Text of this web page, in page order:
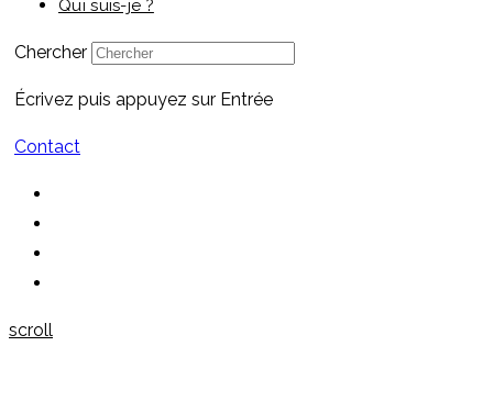
Qui suis-je ?
Chercher
Écrivez puis appuyez sur Entrée
Contact
scroll